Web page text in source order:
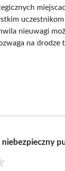
nieuwagi
na drodze